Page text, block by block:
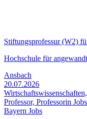
Stiftungsprofessur (W2)
Hochschule für
Ansbach
20.07.2026
Professor, Professorin Jobs
Bayern Jobs